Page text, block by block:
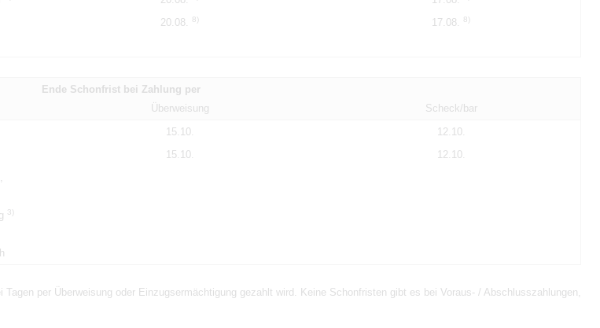
20.08. 8) 17.08. 8)
Ende Schonfrist bei Zahlung per
Überweisung
Scheck/bar
15.10.
12.10.
15.10.
12.10.
3)
per Überweisung oder Einzugsermächtigung gezahlt wird. Keine Schonfristen gibt es bei Voraus- / Abschlusszahlungen,